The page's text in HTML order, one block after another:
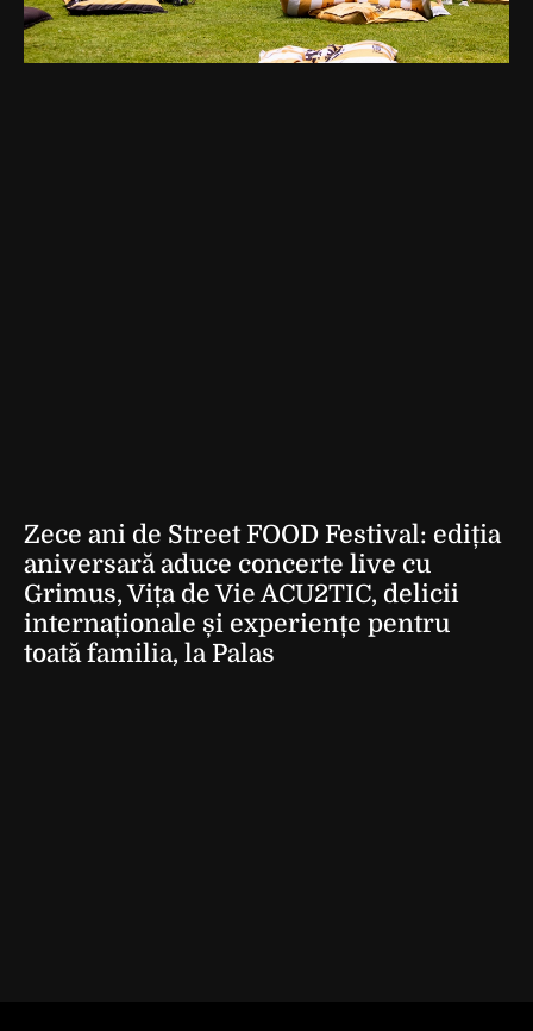
Zece ani de Street FOOD Festival: ediția
aniversară aduce concerte live cu
Grimus, Vița de Vie ACU2TIC, delicii
internaționale și experiențe pentru
toată familia, la Palas